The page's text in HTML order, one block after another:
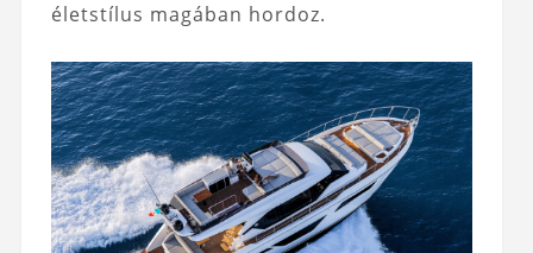
életstílus magában hordoz.